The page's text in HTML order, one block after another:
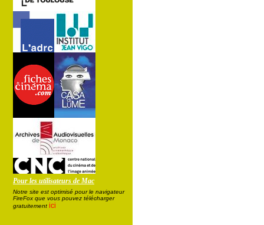
Pour les utilisateurs de Mac
Notre site est optimisé pour le navigateur
FireFox que vous pouvez télécharger
gratuitement ici